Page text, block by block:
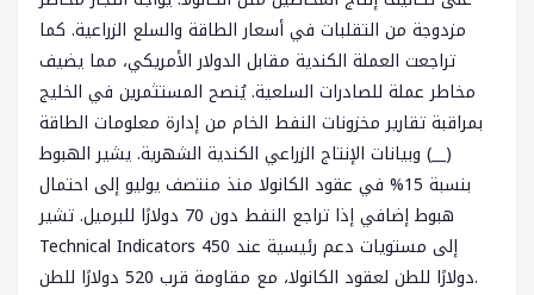
مزدوجة من التقلبات في أسعار الطاقة والسلع الزراعية. كما
تراجعت العملة الكندية مقابل الدولار الأمريكي، مما يضيف
مخاطر عملة للصادرات السلعية. يُنصح المستثمرين في الخليج
بمراقبة تقارير مخزونات النفط الخام من إدارة معلومات الطاقة
(__) وبيانات الإنتاج الزراعي الكندية الشهرية. يشير الهبوط
بنسبة 15% في عقود الكانولا منذ منتصف يوليو إلى احتمال
هبوط إضافي إذا تراجع النفط دون 70 دولارًا للبرميل. تشير
Technical Indicators إلى مستويات دعم رئيسية عند 450
دولارًا للطن لعقود الكانولا، مع مقاومة قرب 520 دولارًا للطن.